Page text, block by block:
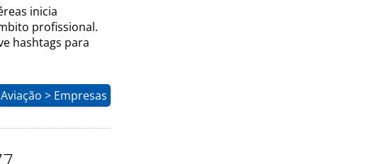
inicia
profissional.
hashtags para
Aviação > Empresas